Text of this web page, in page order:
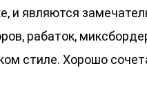
и являются
рабаток,
стиле. Хорошо